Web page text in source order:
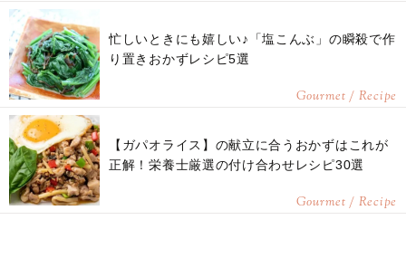
忙しいときにも嬉しい♪「塩こんぶ」の瞬殺で作
り置きおかずレシピ5選
Gourmet / Recipe
【ガパオライス】の献立に合うおかずはこれが
正解！栄養士厳選の付け合わせレシピ30選
Gourmet / Recipe